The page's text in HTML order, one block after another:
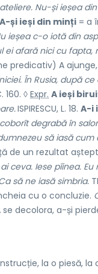
Nu-și ieșea
A-și ieși din minți = a
ieșea c-o iotă din
ei afară nici cu fapta,
predicativ) A
În Rusia, după
160. ◊ Expr. A ieși
ISPIRESCU, L. 18. A-i
degrabă în
să iasă cum
de un rezultat
ceva. Iese pîinea.
să ne iasă simbria.
cu o concluzie.
decolora, a-și
la o piesă,